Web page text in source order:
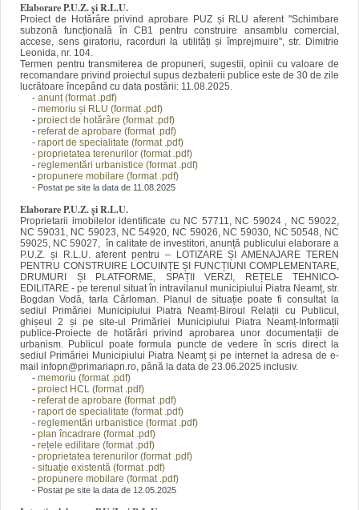
Elaborare P.U.Z. și R.L.U.
Proiect de Hotărâre privind aprobare PUZ și RLU aferent ''Schimbare
subzonă funcțională în CB1 pentru construire ansamblu comercial,
accese, sens giratoriu, racorduri la utilități și împrejmuire", str. Dimitrie
Leonida, nr. 104.
Termen pentru transmiterea de propuneri, sugestii, opinii cu valoare de
recomandare privind proiectul supus dezbaterii publice este de 30 de zile
lucrătoare începând cu data postării: 11.08.2025.
- anunț (format.pdf)
- memoriu și RLU (format .pdf)
- proiect de hotărâre (format .pdf)
- referat de aprobare (format .pdf)
- raport de specialitate (format .pdf)
- proprietatea terenurilor (format .pdf)
- reglementări urbanistice (format .pdf)
- propunere mobilare (format .pdf)
- Postat pe site la data de 11.08.2025
Elaborare P.U.Z. și R.L.U.
Proprietarii imobilelor identificate cu NC 57711, NC 59024 , NC 59022,
NC 59031, NC 59023, NC 54920, NC 59026, NC 59030, NC 50548, NC
59025, NC 59027, în calitate de investitori, anunță publicului elaborare a
P.U.Z. și R.L.U. aferent pentru – LOTIZARE ȘI AMENAJARE TEREN
PENTRU CONSTRUIRE LOCUINȚE ȘI FUNCȚIUNI COMPLEMENTARE,
DRUMURI ȘI PLATFORME, SPAȚII VERZI, REȚELE TEHNICO-
EDILITARE - pe terenul situat în intravilanul municipiului Piatra Neamț, str.
Bogdan Vodă, tarla Cârloman. Planul de situație poate fi consultat la
sediul Primăriei Municipiului Piatra Neamț-Biroul Relații cu Publicul,
ghișeul 2 și pe site-ul Primăriei Municipiului Piatra Neamț-Informații
publice-Proiecte de hotărâri privind aprobarea unor documentații de
urbanism. Publicul poate formula puncte de vedere în scris direct la
sediul Primăriei Municipiului Piatra Neamț și pe internet la adresa de e-
mail infopn@primariapn.ro, până la data de 23.06.2025 inclusiv.
- memoriu (format .pdf)
- proiect HCL (format .pdf)
- referat de aprobare (format .pdf)
- raport de specialitate (format .pdf)
- reglementări urbanistice (format .pdf)
- plan încadrare (format .pdf)
- rețele edilitare (format .pdf)
- proprietatea terenurilor (format .pdf)
- situație existentă (format .pdf)
- propunere mobilare (format .pdf)
- Postat pe site la data de 12.05.2025